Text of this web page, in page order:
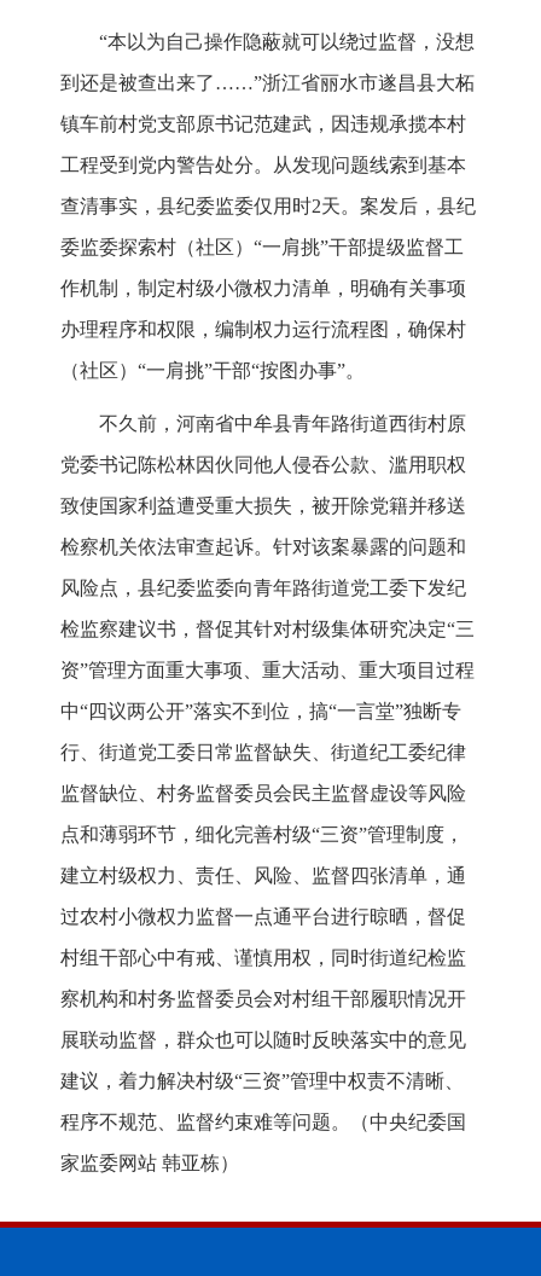
“本以为自己操作隐蔽就可以绕过监督，没想
到还是被查出来了……”浙江省丽水市遂昌县大柘
镇车前村党支部原书记范建武，因违规承揽本村
工程受到党内警告处分。从发现问题线索到基本
查清事实，县纪委监委仅用时2天。案发后，县纪
委监委探索村（社区）“一肩挑”干部提级监督工
作机制，制定村级小微权力清单，明确有关事项
办理程序和权限，编制权力运行流程图，确保村
（社区）“一肩挑”干部“按图办事”。
不久前，河南省中牟县青年路街道西街村原
党委书记陈松林因伙同他人侵吞公款、滥用职权
致使国家利益遭受重大损失，被开除党籍并移送
检察机关依法审查起诉。针对该案暴露的问题和
风险点，县纪委监委向青年路街道党工委下发纪
检监察建议书，督促其针对村级集体研究决定“三
资”管理方面重大事项、重大活动、重大项目过程
中“四议两公开”落实不到位，搞“一言堂”独断专
行、街道党工委日常监督缺失、街道纪工委纪律
监督缺位、村务监督委员会民主监督虚设等风险
点和薄弱环节，细化完善村级“三资”管理制度，
建立村级权力、责任、风险、监督四张清单，通
过农村小微权力监督一点通平台进行晾晒，督促
村组干部心中有戒、谨慎用权，同时街道纪检监
察机构和村务监督委员会对村组干部履职情况开
展联动监督，群众也可以随时反映落实中的意见
建议，着力解决村级“三资”管理中权责不清晰、
程序不规范、监督约束难等问题。（中央纪委国
家监委网站 韩亚栋）